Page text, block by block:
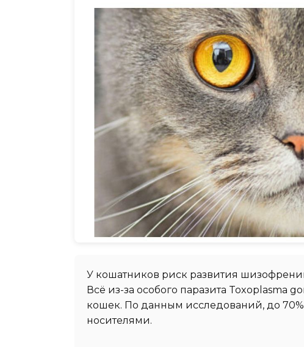
У кошатников риск развития
Всё из-за особого паразита Toxoplasma
кошек. По данным исследований, до 70%
носителями.